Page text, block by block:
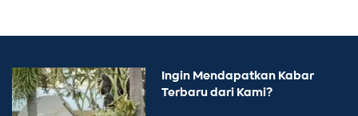
Ingin Mendapatkan Kabar
Terbaru dari Kami?